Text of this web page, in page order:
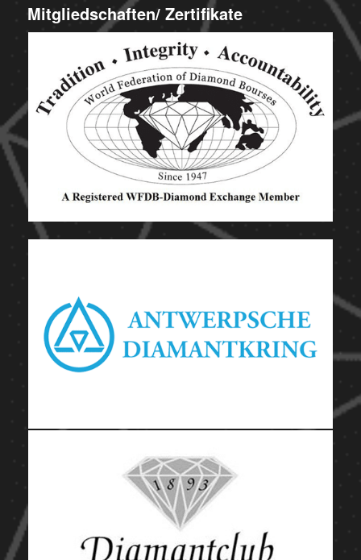
Mitgliedschaften/ Zertifikate